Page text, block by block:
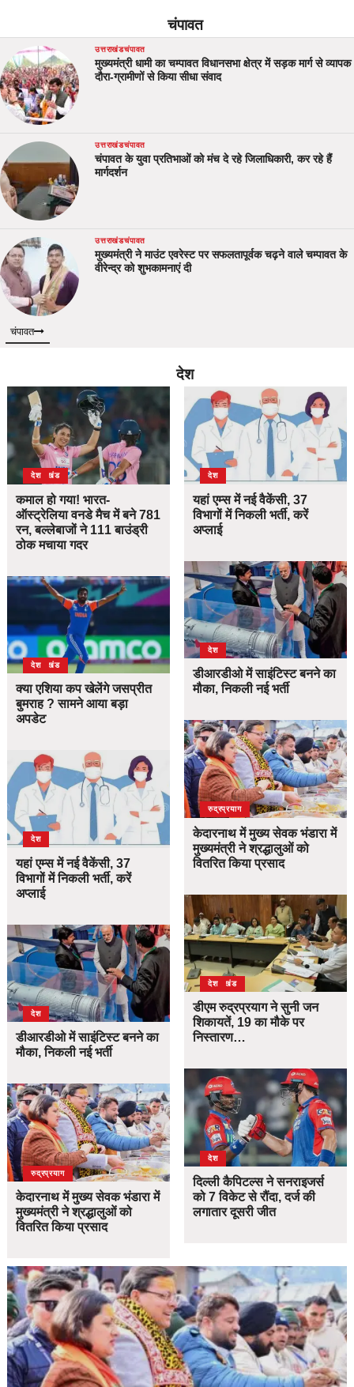
चंपावत
उत्तराखंडचंपावत
मुख्यमंत्री धामी का चम्पावत विधानसभा क्षेत्र में सड़क मार्ग से व्यापक
दौरा-ग्रामीणों से किया सीधा संवाद
उत्तराखंडचंपावत
चंपावत के युवा प्रतिभाओं को मंच दे रहे जिलाधिकारी, कर रहे हैं
मार्गदर्शन
उत्तराखंडचंपावत
मुख्यमंत्री ने माउंट एवरेस्ट पर सफलतापूर्वक चढ़ने वाले चम्पावत के
वीरेन्द्र को शुभकामनाएं दी
चंपावत
देश
उत्तराखंड
देश
कमाल हो गया! भारत-
ऑस्ट्रेलिया वनडे मैच में बने 781
रन, बल्लेबाजों ने 111 बाउंड्री
ठोक मचाया गदर
उत्तराखंड
देश
क्या एशिया कप खेलेंगे जसप्रीत
बुमराह ? सामने आया बड़ा
अपडेट
देश
यहां एम्स में नई वैकेंसी, 37
विभागों में निकली भर्ती, करें
अप्लाई
देश
डीआरडीओ में साइंटिस्ट बनने का
मौका, निकली नई भर्ती
उत्तराखंड
देश
रुद्रप्रयाग
केदारनाथ में मुख्य सेवक भंडारा में
मुख्यमंत्री ने श्रद्धालुओं को
वितरित किया प्रसाद
देश
यहां एम्स में नई वैकेंसी, 37
विभागों में निकली भर्ती, करें
अप्लाई
देश
डीआरडीओ में साइंटिस्ट बनने का
मौका, निकली नई भर्ती
उत्तराखंड
देश
रुद्रप्रयाग
केदारनाथ में मुख्य सेवक भंडारा में
मुख्यमंत्री ने श्रद्धालुओं को
वितरित किया प्रसाद
उत्तराखंड
देश
डीएम रुद्रप्रयाग ने सुनी जन
शिकायतें, 19 का मौके पर
निस्तारण…
देश
दिल्ली कैपिटल्स ने सनराइजर्स
को 7 विकेट से रौंदा, दर्ज की
लगातार दूसरी जीत